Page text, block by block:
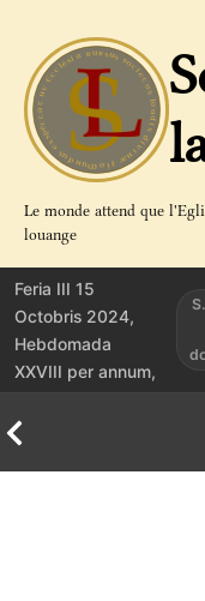
contenu
Le monde attend que
louange
Feria III 15
Octobris 2024,
Hebdomada
XXVIII per annum,